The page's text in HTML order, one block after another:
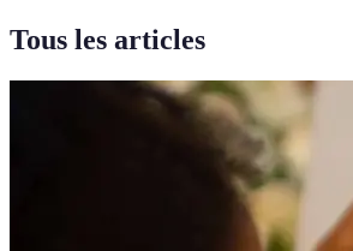
Tous les articles